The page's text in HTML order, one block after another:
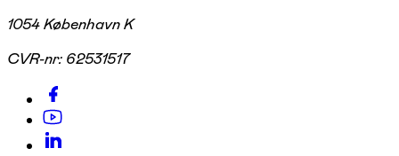
1054 København K
CVR-nr: 62531517